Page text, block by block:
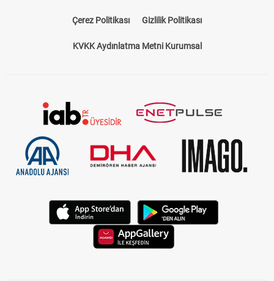
Çerez Politikası Gizlilik Politikası
KVKK Aydınlatma Metni Kurumsal